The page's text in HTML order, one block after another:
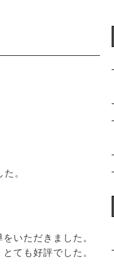
。
いただきました。
ても好評でした。